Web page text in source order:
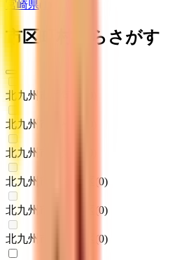
宮崎県
市区町村からさがす
北九州市門司区
北九州市若松区
北九州市戸畑区
北九州市小倉北区 (0)
北九州市小倉南区 (0)
北九州市八幡東区 (0)